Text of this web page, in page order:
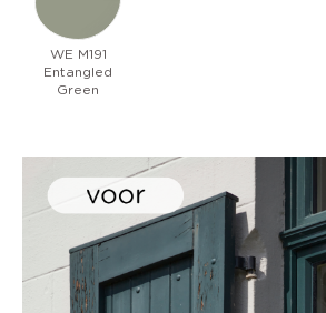
WE M191
Entangled
Green